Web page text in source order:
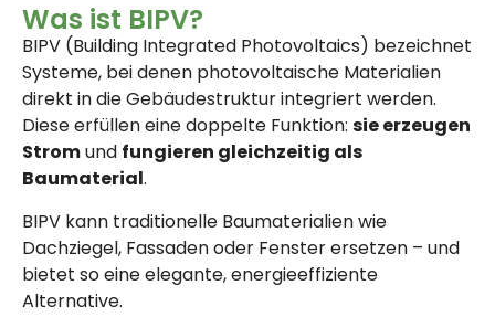
Was ist BIPV?
BIPV (Building Integrated Photovoltaics) bezeichnet
Systeme, bei denen photovoltaische Materialien
direkt in die Gebäudestruktur integriert werden.
Diese erfüllen eine doppelte Funktion: sie erzeugen
Stromund fungieren gleichzeitig als
Baumaterial.
BIPV kann traditionelle Baumaterialien wie
Dachziegel, Fassaden oder Fenster ersetzen – und
bietet so eine elegante, energieeffiziente
Alternative.